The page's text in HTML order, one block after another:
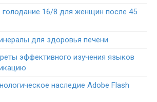
голодание 16/8 для женщин после 45
для здоровья печени
эффективного изучения языков
наследие Adobe Flash